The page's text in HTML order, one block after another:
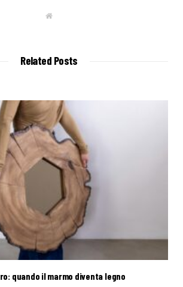
W
Related Posts
quando il marmo diventa legno